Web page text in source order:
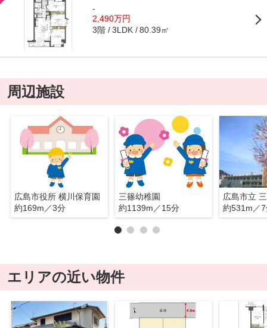
-
2,490万円
3階 3LDK 80.39㎡
周辺施設
広島市役所 横川保育園
約169m／3分
三篠幼稚園
約1139m／15分
広島市立
約531m／
エリアの近い物件